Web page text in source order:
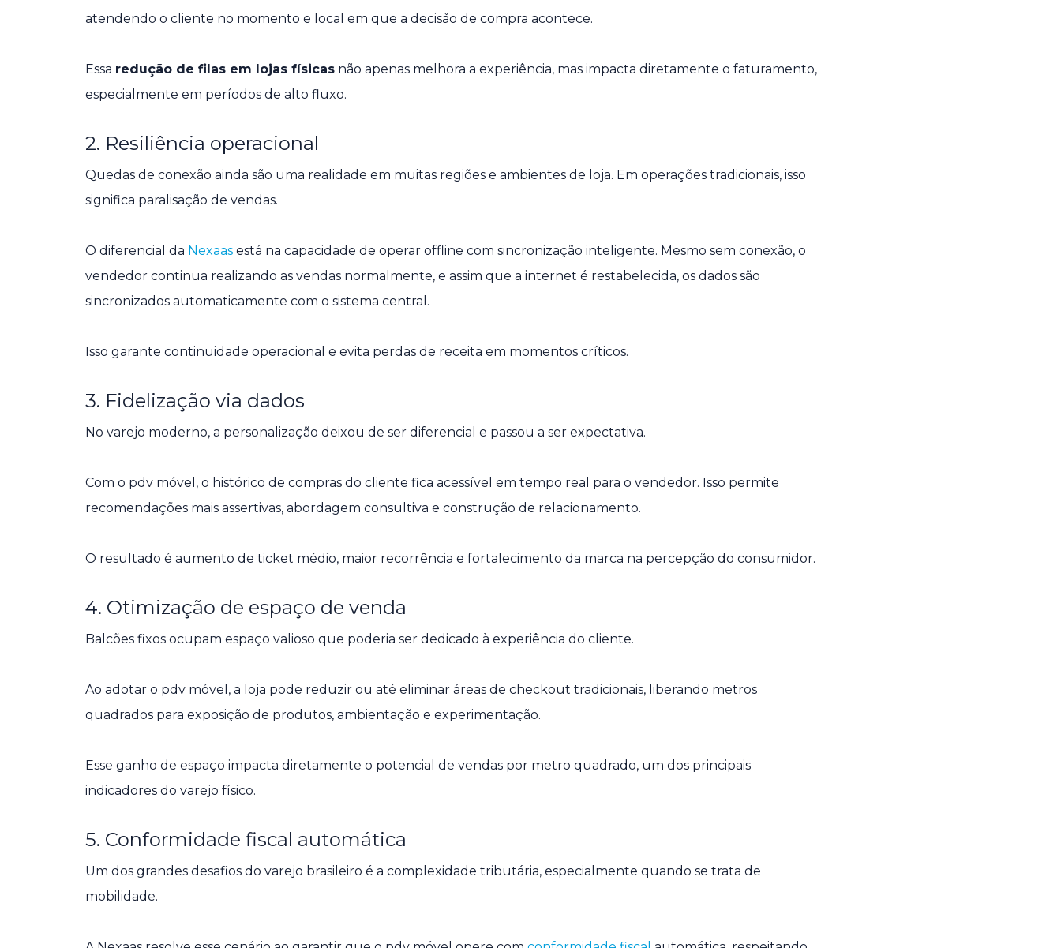
atendendo o cliente no momento e local em que a decisão de compra acontece.
Essa redução de filas em lojas físicas não apenas melhora a experiência, mas impacta diretamente o faturamento,
especialmente em períodos de alto fluxo.
2. Resiliência operacional
Quedas de conexão ainda são uma realidade em muitas regiões e ambientes de loja. Em operações tradicionais, isso
significa paralisação de vendas.
O diferencial da Nexaas está na capacidade de operar offline com sincronização inteligente. Mesmo sem conexão, o
vendedor continua realizando as vendas normalmente, e assim que a internet é restabelecida, os dados são
sincronizados automaticamente com o sistema central.
Isso garante continuidade operacional e evita perdas de receita em momentos críticos.
3. Fidelização via dados
No varejo moderno, a personalização deixou de ser diferencial e passou a ser expectativa.
Com o pdv móvel, o histórico de compras do cliente fica acessível em tempo real para o vendedor. Isso permite
recomendações mais assertivas, abordagem consultiva e construção de relacionamento.
O resultado é aumento de ticket médio, maior recorrência e fortalecimento da marca na percepção do consumidor.
4. Otimização de espaço de venda
Balcões fixos ocupam espaço valioso que poderia ser dedicado à experiência do cliente.
Ao adotar o pdv móvel, a loja pode reduzir ou até eliminar áreas de checkout tradicionais, liberando metros
quadrados para exposição de produtos, ambientação e experimentação.
Esse ganho de espaço impacta diretamente o potencial de vendas por metro quadrado, um dos principais
indicadores do varejo físico.
5. Conformidade fiscal automática
Um dos grandes desafios do varejo brasileiro é a complexidade tributária, especialmente quando se trata de
mobilidade.